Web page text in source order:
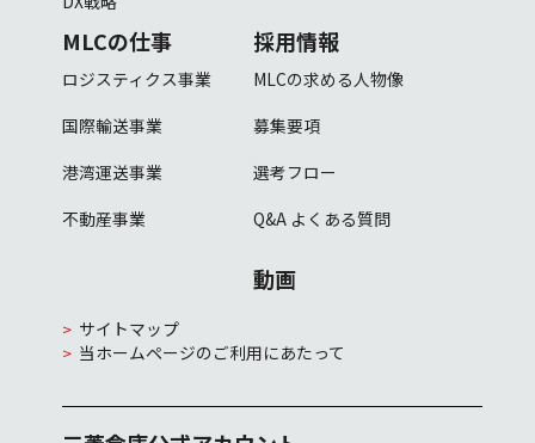
MLCの仕事
ロジスティクス事業
国際輸送事業
港湾運送事業
不動産事業
採用情報
MLCの求める人物像
募集要項
選考フロー
Q&Aよくある質問
動画
サイトマップ
当ホームページのご利用にあたって